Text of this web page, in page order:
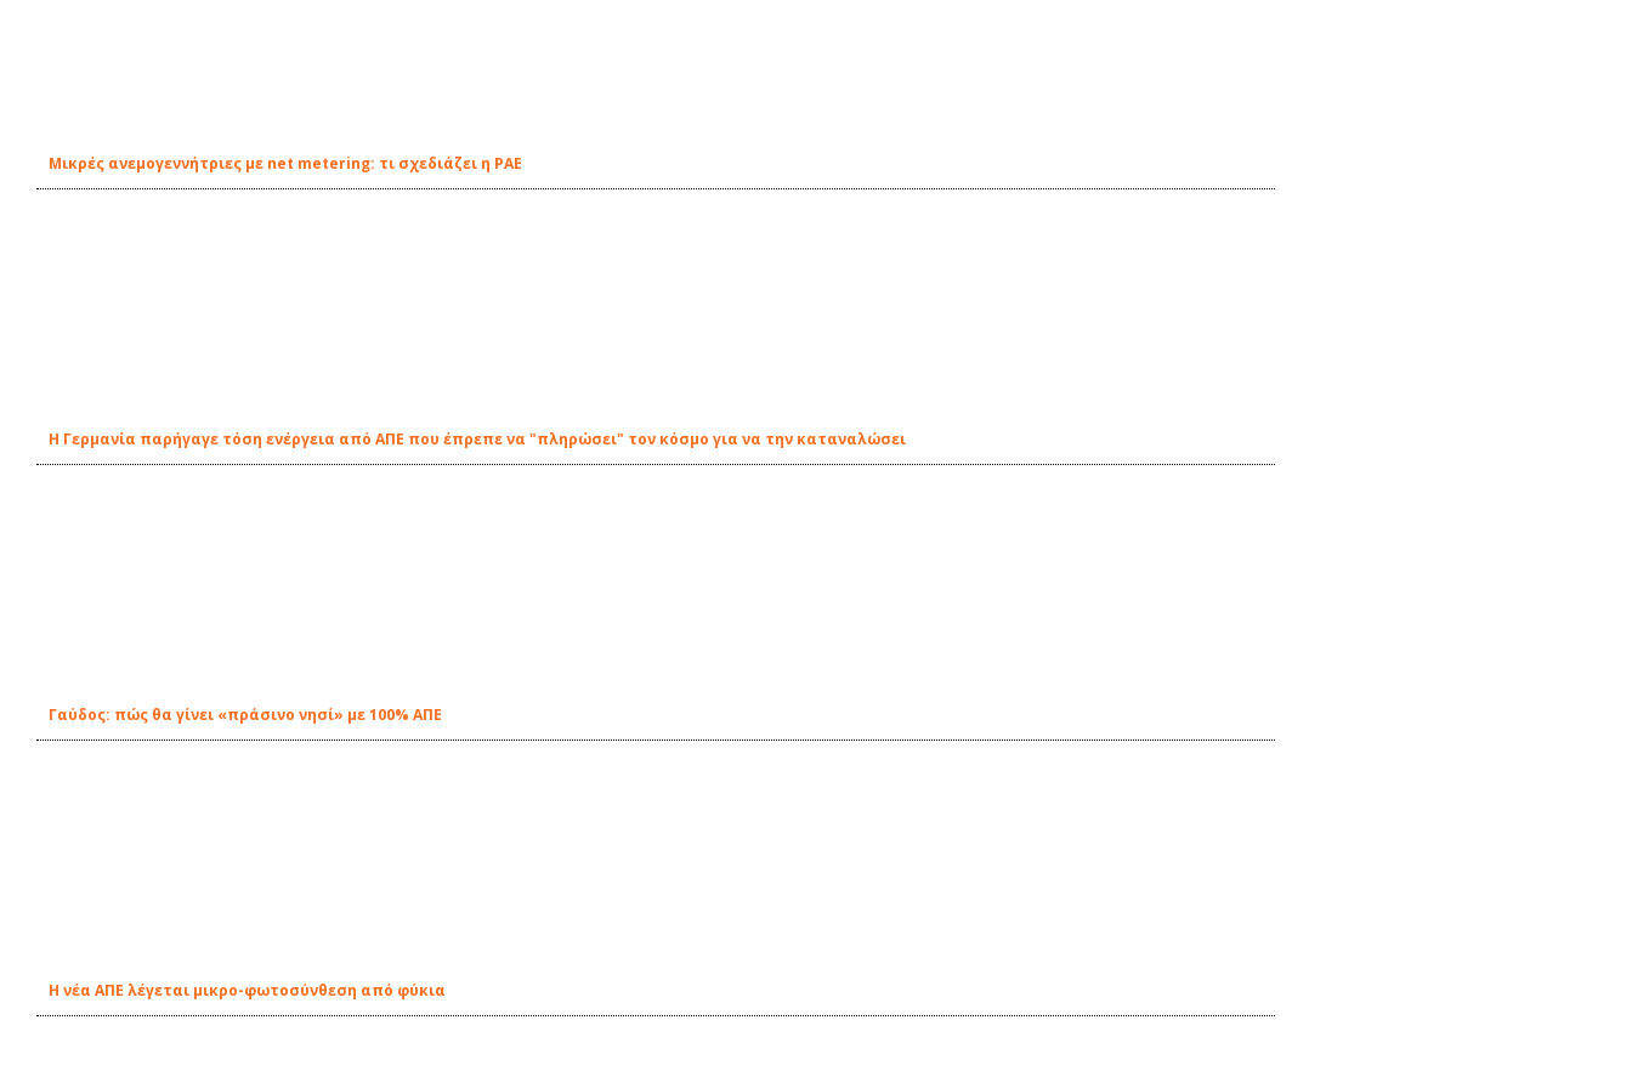
Μικρές ανεμογεννήτριες με net metering: τι σχεδιάζει η ΡΑΕ
Η Γερμανία παρήγαγε τόση ενέργεια από ΑΠΕ που έπρεπε να "πληρώσει" τον κόσμο για να την καταναλώσει
Γαύδος: πώς θα γίνει «πράσινο νησί» με 100% ΑΠΕ
Η νέα ΑΠΕ λέγεται μικρο-φωτοσύνθεση από φύκια